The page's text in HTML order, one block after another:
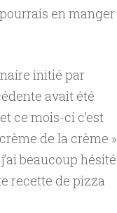
en manger
initié par
avait été
ce mois-ci c’est
de la crème »
beaucoup hésité
recette de pizza